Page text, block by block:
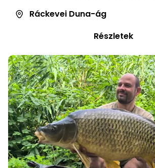
Ráckevei Duna-ág
Részletek